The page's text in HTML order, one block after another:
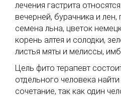
лечения гастрита
вечерней, бурачника и лен,
семена льна, цветок
корень алтея и солодки,
листья мяты и мелиссы,
Цель фито терапевт
отдельного человека
сочетание, так как один